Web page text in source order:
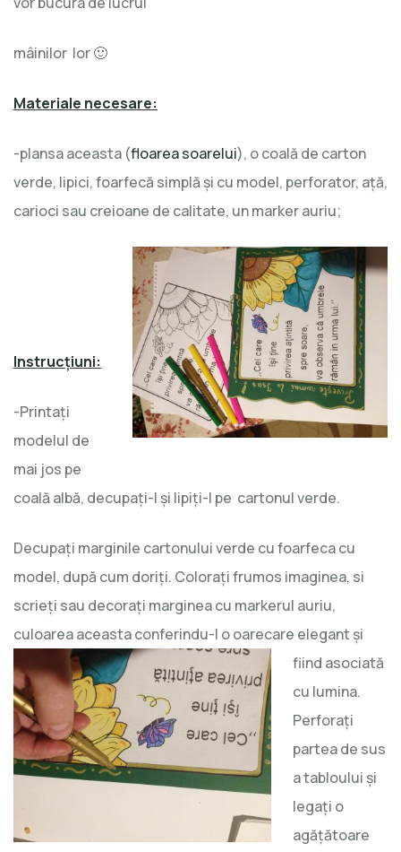
mâinilor lor 🙂
Materiale necesare:
-plansa aceasta (floarea soarelui), o coală de carton
verde, lipici, foarfecă simplă şi cu model, perforator, aţă,
carioci sau creioane de calitate, un marker auriu;
Instrucţiuni:
-Printaţi
modelul de
mai jos pe
coală albă, decupaţi-l şi lipiţi-l pe cartonul verde.
Decupaţi marginile cartonului verde cu foarfeca cu
model, după cum doriţi. Coloraţi frumos imaginea, si
scrieţi sau decoraţi marginea cu markerul auriu,
culoarea aceasta conferindu-I o oarecare elegant şi
fiind asociată
cu lumina.
Perforaţi
partea de sus
a tabloului şi
legaţi o
agăţătoare